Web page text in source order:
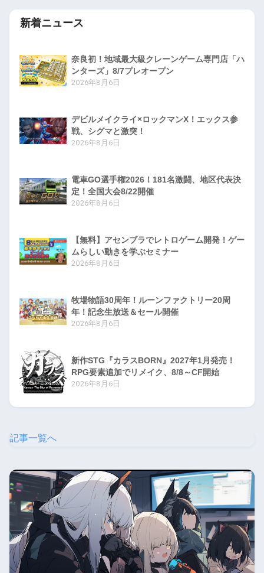
新着ニュース
奈良初！地域最大級クレーンゲーム専門店「ハ
ンターズ」8/7プレオープン
2026年8月6日
デビルメイクライ×ロックマンX！エックス参
戦、シグマと激突！
2026年8月6日
電車GO選手権2026！181名激闘、地区代表決
定！全国大会8/22開催
2026年8月6日
【無料】アセンブラでレトロゲーム開発！ゲー
ムらしい動きを学ぶセミナー
2026年8月6日
牧場物語30周年！ルーンファクトリー20周
年！記念生放送＆セール開催
2026年8月6日
新作STG『カラスBORN』2027年1月発売！
RPG要素追加でリメイク、8/8～CF開始
2026年8月6日
記事一覧へ